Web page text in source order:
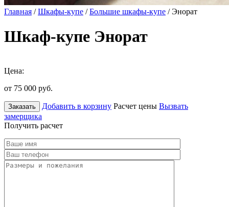
Главная /Шкафы-купе /Большие шкафы-купе / Энорат
Шкаф-купе Энорат
Цена:
от 75 000 руб.
Заказать Добавить в корзину Расчет цены Вызвать
замерщика
Получить расчет